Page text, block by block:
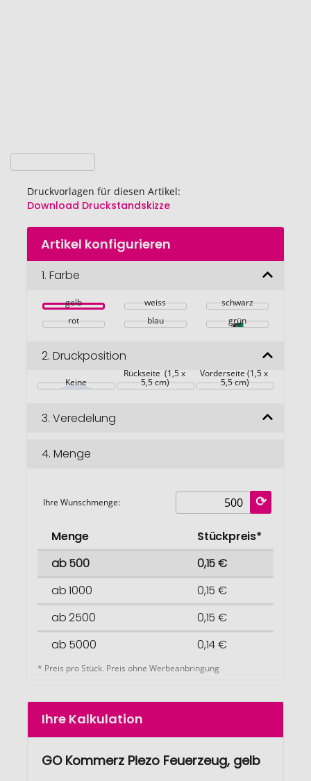
Druckvorlagen für diesen Artikel:
Download Druckstandskizze
Zum
Anfang
Bildgalerie
Artikel konfigurieren
1. Farbe
gelb weiss
schwarz
rot
blau grün
2. Druckposition
Keine
Rückseite  (1,5 x
5,5 cm)
Vorderseite (1,5 x
5,5 cm)
3. Veredelung
4. Menge
Ihre Wunschmenge:
Menge
Stückpreis*
ab 500
0,15 €
ab 1000
0,15 €
ab 2500
0,15 €
ab 5000
0,14 €
* Preis pro Stück. Preis ohne Werbeanbringung
Ihre Kalkulation
GO Kommerz Piezo Feuerzeug, gelb